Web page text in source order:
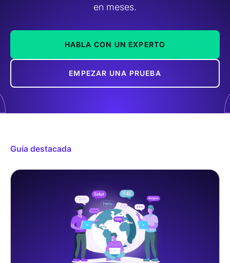
en meses.
HABLA CON UN EXPERTO
EMPEZAR UNA PRUEBA
Guía destacada